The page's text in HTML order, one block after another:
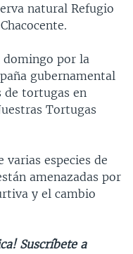
natural Refugio
domingo por la
gubernamental
de tortugas en
Tortugas
especies de
amenazadas por
y el cambio
Suscríbete a